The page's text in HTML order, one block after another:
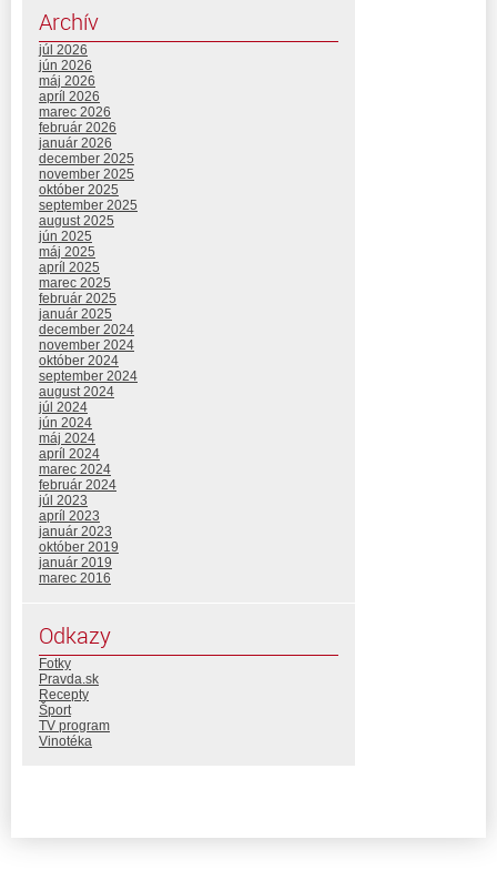
Archív
júl 2026
jún 2026
máj 2026
apríl 2026
marec 2026
február 2026
január 2026
december 2025
november 2025
október 2025
september 2025
august 2025
jún 2025
máj 2025
apríl 2025
marec 2025
február 2025
január 2025
december 2024
november 2024
október 2024
september 2024
august 2024
júl 2024
jún 2024
máj 2024
apríl 2024
marec 2024
február 2024
júl 2023
apríl 2023
január 2023
október 2019
január 2019
marec 2016
Odkazy
Fotky
Pravda.sk
Recepty
Šport
TV program
Vinotéka